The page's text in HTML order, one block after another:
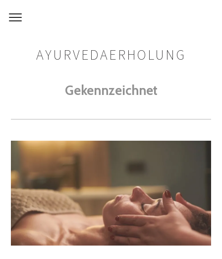
AYURVEDAERHOLUNG
Gekennzeichnet